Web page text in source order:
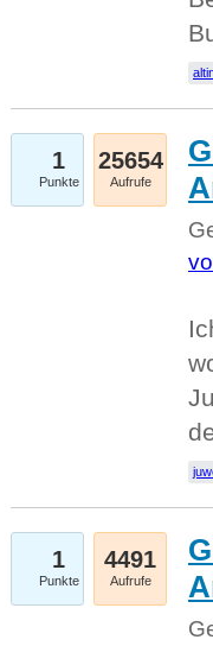
1
Punkte
25654
Aufrufe
1
Punkte
4491
Aufrufe